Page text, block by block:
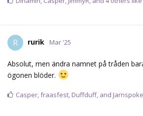
R rurik Mar '25
Absolut, men ändra namnet på tråden
ögonen blöder.
Casper,fraasfest, Duffduff, and